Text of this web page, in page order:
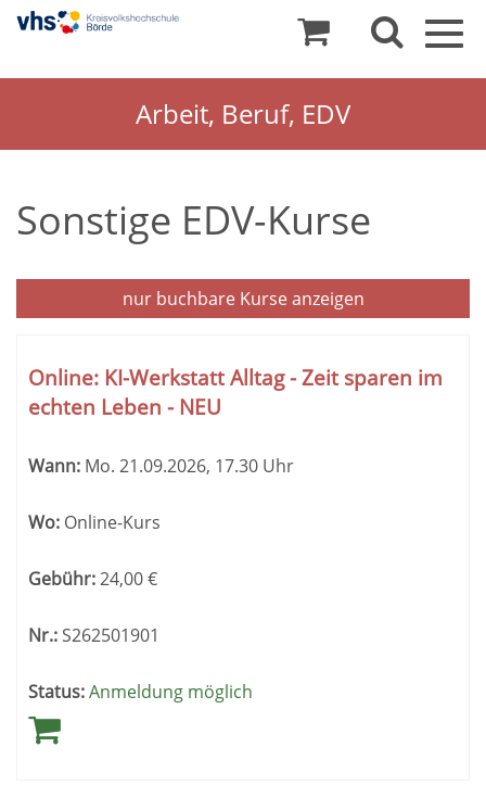
Arbeit, Beruf, EDV
Sonstige EDV-Kurse
nur buchbareKurse anzeigen
Tabellenüberschriften
können
sortiert
Online: KI-Werkstatt Alltag - Zeit sparen im
echten Leben - NEU
Wann: Mo. 21.09.2026, 17.30 Uhr
Wo: Online-Kurs
Gebühr:24,00€
Nr.:S262501901
Status:Anmeldung möglich